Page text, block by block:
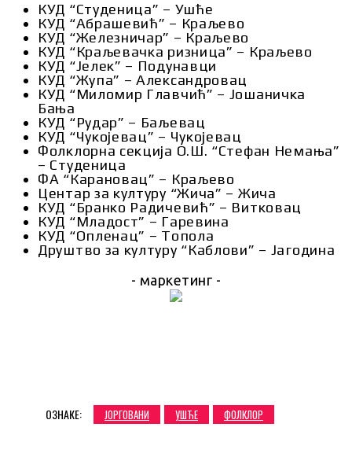
КУД “Студеница” – Ушће
КУД “Абрашевић” – Краљево
КУД “Железничар” – Краљево
КУД “Краљевачка ризница” – Краљево
КУД “Јелек” – Подунавци
КУД “Жупа” – Александровац
КУД “Миломир Главчић” – Јошаничка
Бања
КУД “Рудар” – Баљевац
КУД “Чукојевац” – Чукојевац
Фолклорна секција О.Ш. “Стефан Немања”
– Студеница
ФА “Карановац” – Краљево
Центар за културу “Жича” – Жича
КУД “Бранко Радичевић” – Витковац
КУД “Младост” – Гаревина
КУД “Опленац” – Топола
Друштво за културу “Каблови” – Јагодина
- маркетинг -
ОЗНАКЕ: ЈОРГОВАНИ УШЋЕ ФОЛКЛОР